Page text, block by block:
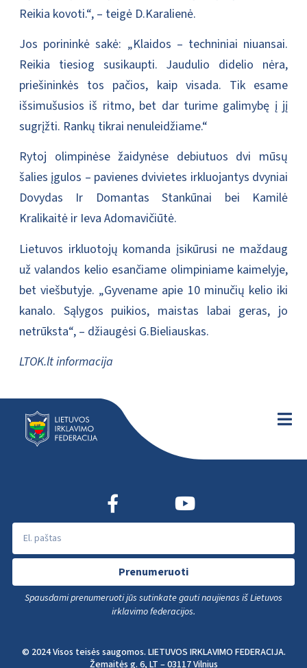
Reikia kovoti.“, – teigė D.Karalienė.
Jos porininkė sakė: „Klaidos – techniniai niuansai.
Reikia tiesiog susikaupti. Jaudulio didelio nėra,
priešininkės tos pačios, kaip visada. Tik esame
išsimušusios iš ritmo, bet dar turime galimybę į jį
sugrįžti. Rankų tikrai nenuleidžiame.“
Rytoj olimpinėse žaidynėse debiutuos dvi mūsų
šalies įgulos – pavienes dvivietes irkluojantys dvyniai
Dovydas Ir Domantas Stankūnai bei Kamilė
Kralikaitė ir Ieva Adomavičiūtė.
Lietuvos irkluotojų komanda įsikūrusi ne maždaug
už valandos kelio esančiame olimpiniame kaimelyje,
bet viešbutyje. „Gyvename apie 10 minučių kelio iki
kanalo. Sąlygos puikios, maistas labai geras, jo
netrūksta“, – džiaugėsi G.Bieliauskas.
LTOK.lt informacija
Prenumeruoti
Spausdami prenumeruoti jūs sutinkate gauti naujienas iš Lietuvos
irklavimo federacijos.
© 2024 Visos teisės saugomos. LIETUVOS IRKLAVIMO FEDERACIJA.
Žemaitės g. 6, LT – 03117 Vilnius